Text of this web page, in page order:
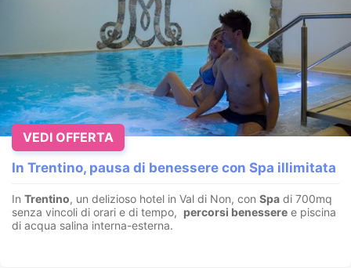
In Trentino, pausa di benessere con Spa illimitata
In Trentino, un delizioso hotel in Val di Non, con Spa di 700mq
senza vincoli di orari e di tempo, percorsi benessere e piscina
di acqua salina interna-esterna.
VEDI OFFERTA